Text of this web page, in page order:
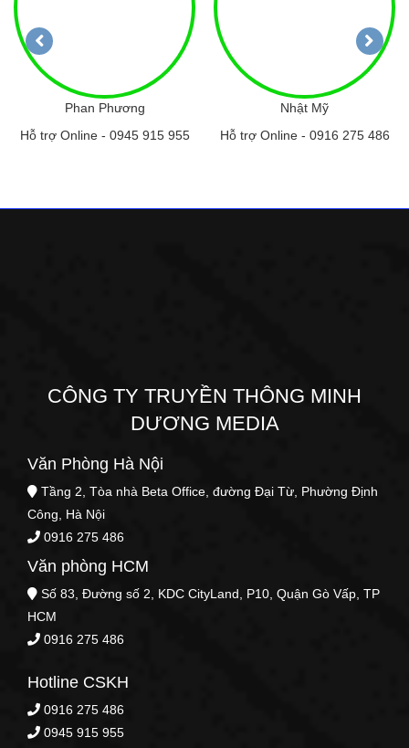
Phan Phương
Hỗ trợ Online - 0945 915 955
Nhật Mỹ
Hỗ trợ Online - 0916 275 486
CÔNG TY TRUYỀN THÔNG MINH
DƯƠNG MEDIA
Văn Phòng Hà Nội
Tầng 2, Tòa nhà Beta Office, đường Đại Từ, Phường Định
Công, Hà Nội
0916 275 486
Văn phòng HCM
Số 83, Đường số 2, KDC CityLand, P10, Quận Gò Vấp, TP
HCM
0916 275 486
Hotline CSKH
0916 275 486
0945 915 955